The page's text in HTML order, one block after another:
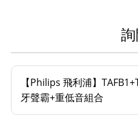
【Philips 飛利浦】
牙聲霸+重低音組合